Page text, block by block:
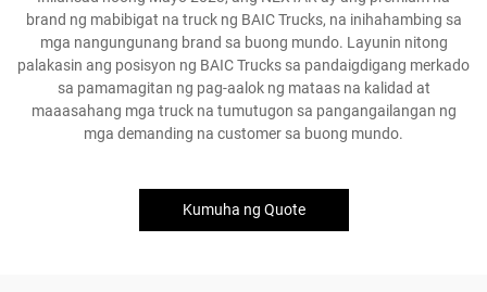
brand ng mabibigat na truck ng BAIC Trucks, na inihahambing sa
mga nangungunang brand sa buong mundo. Layunin nitong
palakasin ang posisyon ng BAIC Trucks sa pandaigdigang merkado
sa pamamagitan ng pag-aalok ng mataas na kalidad at
maaasahang mga truck na tumutugon sa pangangailangan ng
mga demanding na customer sa buong mundo.
Kumuha ng Quote